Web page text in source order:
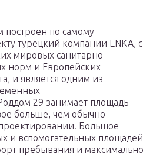
по самому
турецкий компании ENKA, с
мировых санитарно-
норм и Европейских
и является одним из
29 занимает площадь
больше, чем обычно
Большое
и вспомогательных площадей
пребывания и максимально